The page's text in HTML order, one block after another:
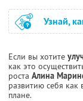
Узнай,
Если вы хотите
как это
роста Алина
развитию себя как
плане.